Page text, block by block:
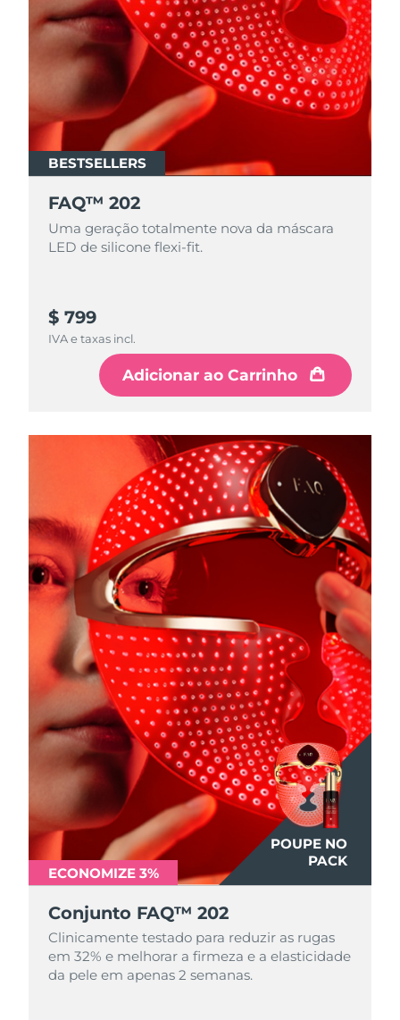
BESTSELLERS
FAQ™ 202
Uma geração totalmente nova da máscara
LED de silicone flexi-fit.
$ 799
IVA e taxas incl.
Adicionar ao Carrinho
POUPE NO
PACK
ECONOMIZE 3%
Conjunto FAQ™ 202
Clinicamente testado para reduzir as rugas
em 32% e melhorar a firmeza e a elasticidade
da pele em apenas 2 semanas.